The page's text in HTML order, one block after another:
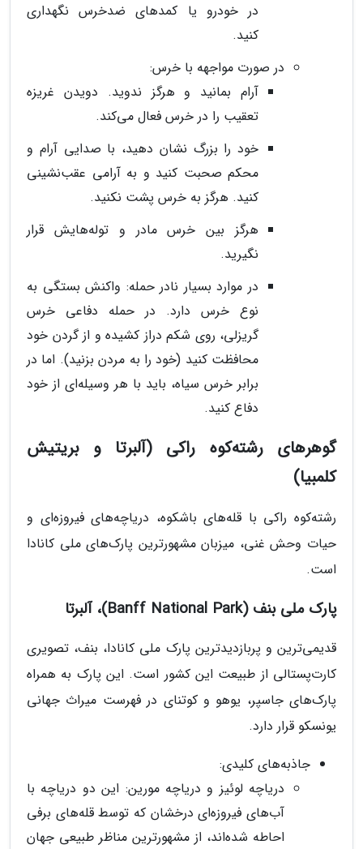
در خودرو یا کمدهای ضدخرس نگهداری
کنید.
در صورت مواجهه با خرس:
آرام بمانید و هرگز ندوید. دویدن غریزه
تعقیب را در خرس فعال می‌کند.
خود را بزرگ نشان دهید، با صدایی آرام و
محکم صحبت کنید و به آرامی عقب‌نشینی
کنید. هرگز به خرس پشت نکنید.
هرگز بین خرس مادر و توله‌هایش قرار
نگیرید.
در موارد بسیار نادر حمله: واکنش بستگی به
نوع خرس دارد. در حمله دفاعی خرس
گریزلی، روی شکم دراز کشیده و از گردن خود
محافظت کنید (خود را به مردن بزنید). اما در
برابر خرس سیاه، باید با هر وسیله‌ای از خود
دفاع کنید.
گوهرهای رشته‌کوه راکی (آلبرتا و بریتیش
کلمبیا)
رشته‌کوه راکی با قله‌های باشکوه، دریاچه‌های فیروزه‌ای و
حیات وحش غنی، میزبان مشهورترین پارک‌های ملی کانادا
است.
پارک ملی بنف (Banff National Park)، آلبرتا
قدیمی‌ترین و پربازدیدترین پارک ملی کانادا، بنف، تصویری
کارت‌پستالی از طبیعت این کشور است. این پارک به همراه
پارک‌های جاسپر، یوهو و کوتنای در فهرست میراث جهانی
یونسکو قرار دارد.
جاذبه‌های کلیدی:
دریاچه لوئیز و دریاچه مورین: این دو دریاچه با
آب‌های فیروزه‌ای درخشان که توسط قله‌های برفی
احاطه شده‌اند، از مشهورترین مناظر طبیعی جهان